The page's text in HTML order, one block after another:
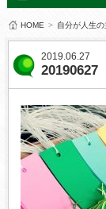
HOME > 自分が人生
2019.06.27
20190627